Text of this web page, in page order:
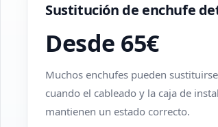
Sustitución de enchufe
Desde 65€
Muchos enchufes pueden
cuando el cableado y la caja de
mantienen un estado correcto.